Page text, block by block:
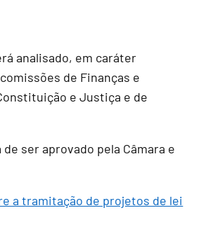
analisado, em caráter
de Finanças e
e Justiça e de
ser aprovado pela Câmara e
a tramitação de projetos de lei